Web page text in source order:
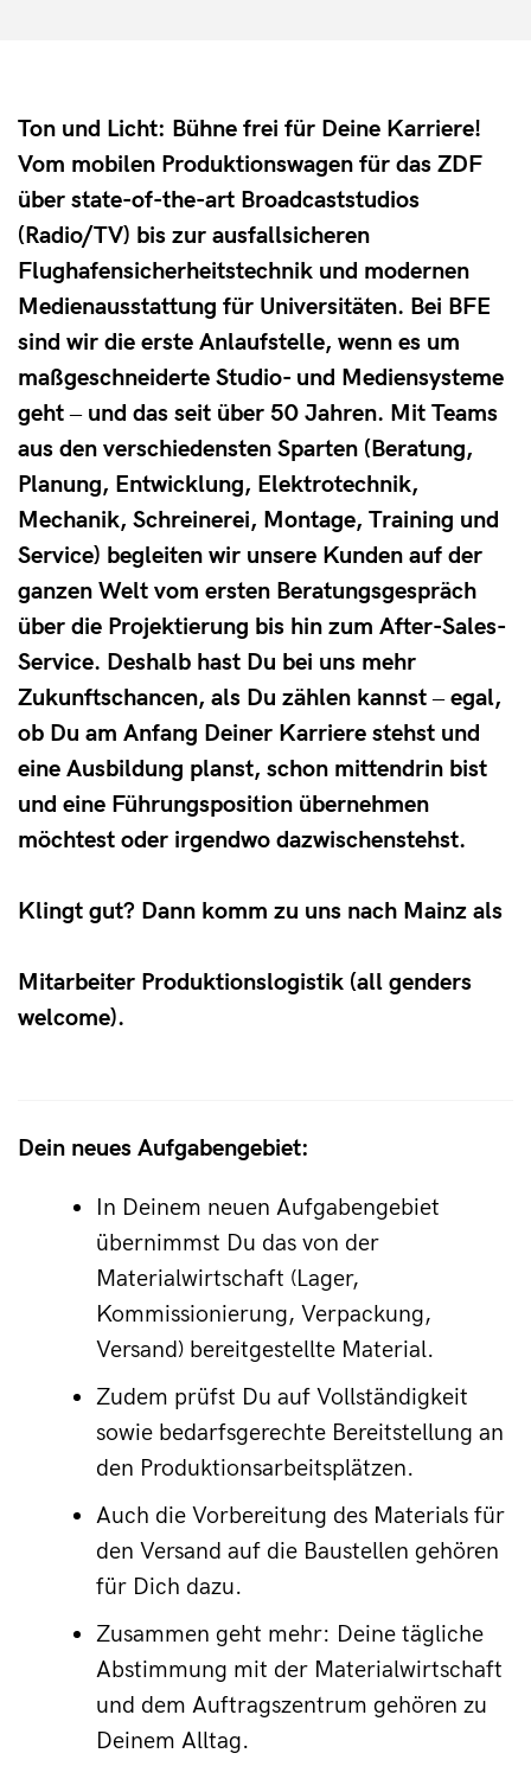
Ton und Licht: Bühne frei für Deine Karriere!
Vom mobilen Produktionswagen für das ZDF
über state-of-the-art Broadcaststudios
(Radio/TV) bis zur ausfallsicheren
Flughafensicherheitstechnik und modernen
Medienausstattung für Universitäten. Bei BFE
sind wir die erste Anlaufstelle, wenn es um
maßgeschneiderte Studio- und Mediensysteme
geht ‒ und das seit über 50 Jahren. Mit Teams
aus den verschiedensten Sparten (Beratung,
Planung, Entwicklung, Elektrotechnik,
Mechanik, Schreinerei, Montage, Training und
Service) begleiten wir unsere Kunden auf der
ganzen Welt vom ersten Beratungsgespräch
über die Projektierung bis hin zum After-Sales-
Service. Deshalb hast Du bei uns mehr
Zukunftschancen, als Du zählen kannst ‒ egal,
ob Du am Anfang Deiner Karriere stehst und
eine Ausbildung planst, schon mittendrin bist
und eine Führungsposition übernehmen
möchtest oder irgendwo dazwischenstehst.
Klingt gut? Dann komm zu uns nach Mainz als
Mitarbeiter Produktionslogistik (all genders
welcome).
Dein neues Aufgabengebiet:
In Deinem neuen Aufgabengebiet
übernimmst Du das von der
Materialwirtschaft (Lager,
Kommissionierung, Verpackung,
Versand) bereitgestellte Material.
Zudem prüfst Du auf Vollständigkeit
sowie bedarfsgerechte Bereitstellung an
den Produktionsarbeitsplätzen.
Auch die Vorbereitung des Materials für
den Versand auf die Baustellen gehören
für Dich dazu.
Zusammen geht mehr: Deine tägliche
Abstimmung mit der Materialwirtschaft
und dem Auftragszentrum gehören zu
Deinem Alltag.